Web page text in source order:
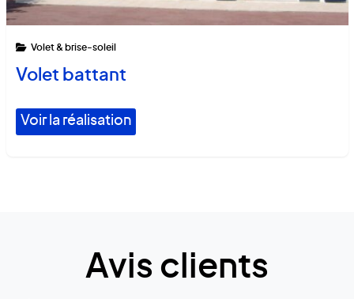
Volet & brise-soleil
Volet battant
Voir la réalisation
Avis clients